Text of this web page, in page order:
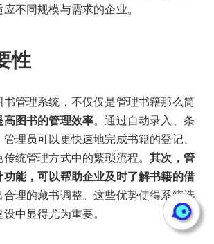
不同规模与需求的企业。
性
管理系统，不仅仅是管理书籍那么简
图书的管理效率。通过自动录入、条
理员可以更快速地完成书籍的登记、
统管理方式中的繁琐流程。其次，管
能，可以帮助企业及时了解书籍的借
理的藏书调整。这些优势使得系统选
中显得尤为重要。